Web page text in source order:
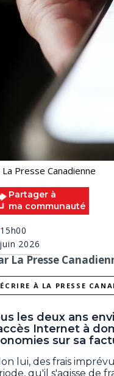
Presse Canadienne
Partager à
ma communauté
15h00
2026
La Presse
ÉCRIRE À LA PRESSE
les deux ans
Internet à
sur sa
lui, des frais
qu'il s'agisse de